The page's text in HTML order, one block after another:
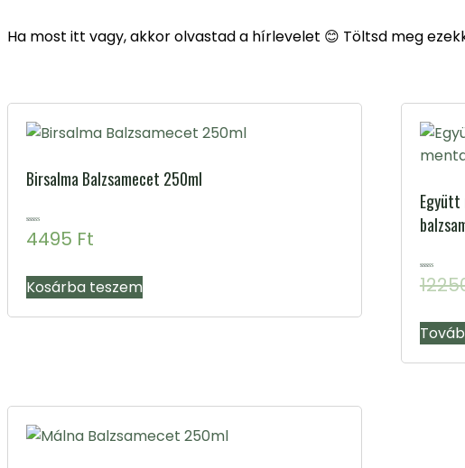
Ha most itt vagy, akkor olvastad a hírlevelet 😊 Töltsd meg
Birsalma Balzsamecet 250ml
4.84
/ 5
4495 Ft
Kosárba teszem
Együtt
5.00
/ 5